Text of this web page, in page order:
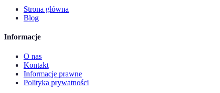
Strona główna
Blog
Informacje
O nas
Kontakt
Informacje prawne
Polityka prywatności